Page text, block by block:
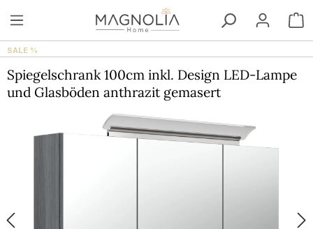
Zum Hauptinhalt springen
SALE %
Spiegelschrank 100cm inkl. Design LED-Lampe
und Glasböden anthrazit gemasert
Bildergalerie überspringen